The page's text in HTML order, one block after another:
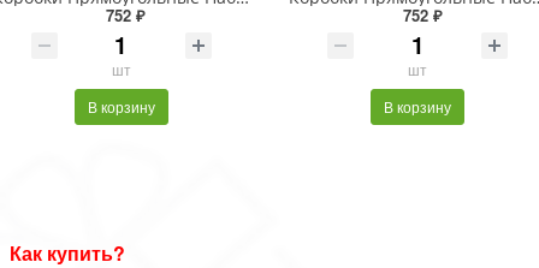
752 ₽
шт
В корзину
752 ₽
шт
В корзину
Как купить?